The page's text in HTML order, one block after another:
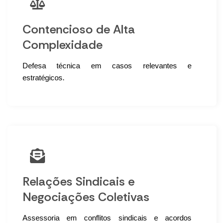
Contencioso de Alta
Complexidade
Defesa técnica em casos relevantes e
estratégicos.
Relações Sindicais e
Negociações Coletivas
Assessoria em conflitos sindicais e acordos